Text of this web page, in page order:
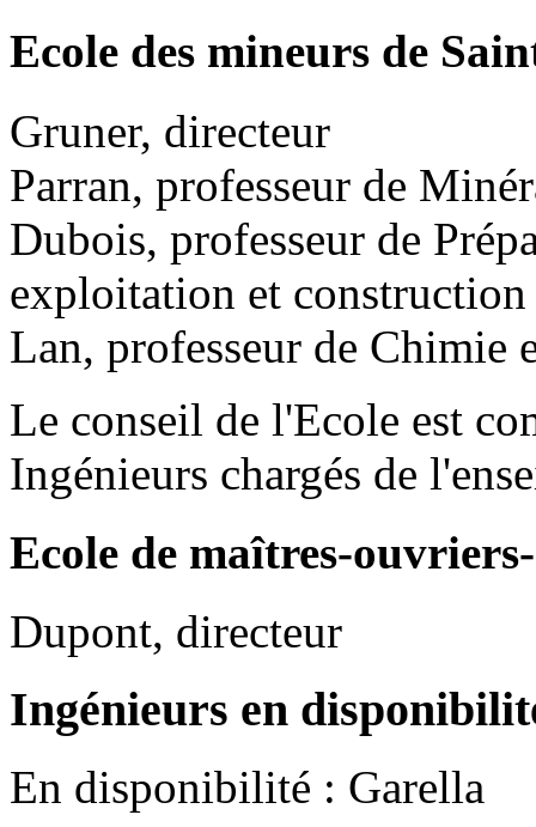
Ecole des mineurs de
Gruner, directeur
Parran, professeur de
Dubois, professeur de
exploitation et construction
Lan, professeur de Chimie
Le conseil de l'Ecole est
Ingénieurs chargés de
Ecole de maîtres-
Dupont, directeur
Ingénieurs en
En disponibilité : Garella